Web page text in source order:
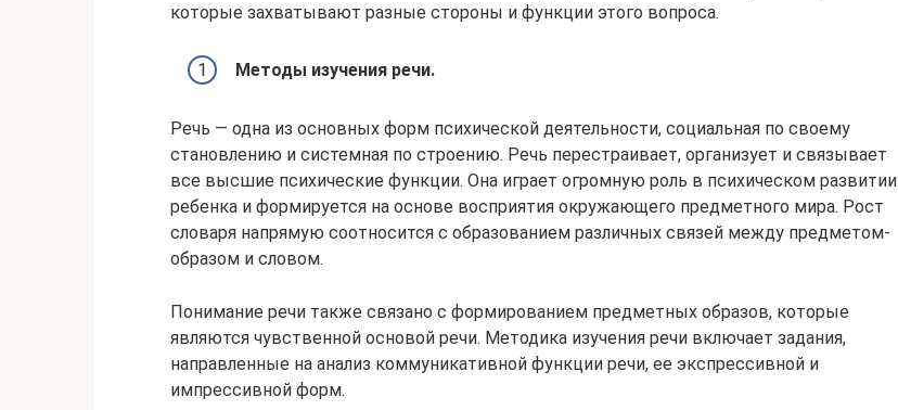
которые захватывают разные стороны и функции этого вопроса.
Методы изучения речи.
Речь — одна из основных форм психической деятельности, социальная по своему
становлению и системная по строению. Речь перестраивает, организует и связывает
все высшие психические функции. Она играет огромную роль в психическом развитии
ребенка и формируется на основе восприятия окружающего предметного мира. Рост
словаря напрямую соотносится с образованием различных связей между предметом-
образом и словом.
Понимание речи также связано с формированием предметных образов, которые
являются чувственной основой речи. Методика изучения речи включает задания,
направленные на анализ коммуникативной функции речи, ее экспрессивной и
импрессивной форм.